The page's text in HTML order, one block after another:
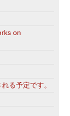
on
る予定です。